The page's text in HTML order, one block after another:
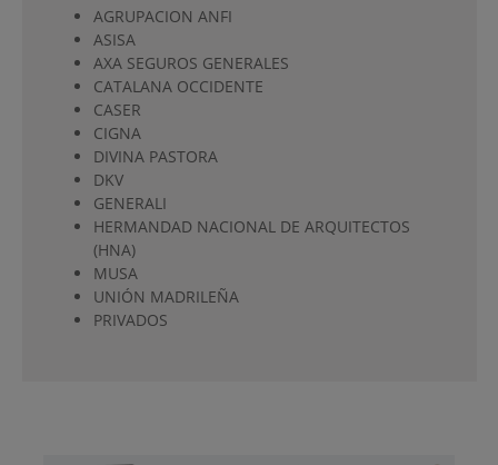
AGRUPACION ANFI
ASISA
AXA SEGUROS GENERALES
CATALANA OCCIDENTE
CASER
CIGNA
DIVINA PASTORA
DKV
GENERALI
HERMANDAD NACIONAL DE ARQUITECTOS
(HNA)
MUSA
UNIÓN MADRILEÑA
PRIVADOS